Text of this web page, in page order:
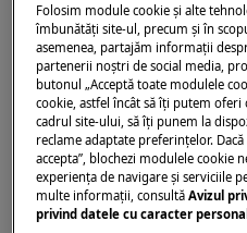
Afișajul frigiderului
nu funcționează
Se aplică la:
Congelatoare
frigidere
Congelatoare
Rezoluţie:
Folosim module cookie și alte
îmbunătăţi site-ul, precum și în
asemenea, partajăm informaţii
partenerii noștri de social media,
butonul „Acceptă toate modulele
cookie, astfel încât să îţi putem
cadrul site-ului, să îţi punem la
reclame adaptate preferinţelor.
accepta”, blochezi modulele cookie
experienţa de navigare și serviciile
multe informaţii, consultăAvizul
privind datele cu caracter personal